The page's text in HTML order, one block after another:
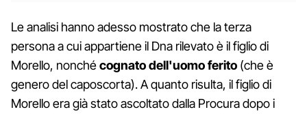
Le analisi hanno adesso mostrato che la terza
persona a cui appartiene il Dna rilevato è il figlio di
Morello, nonchécognato dell'uomo ferito (che è
genero del caposcorta). A quanto risulta, il figlio di
Morello era già stato ascoltato dalla Procura dopo i